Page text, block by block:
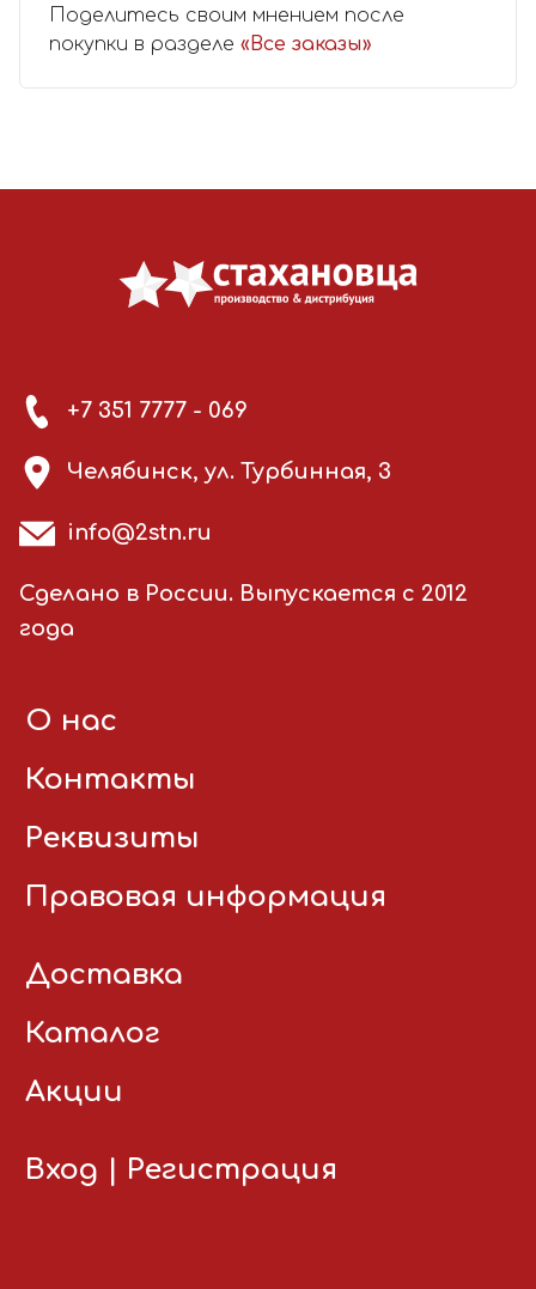
Поделитесь своим мнением после
покупки в разделе «Все заказы»
+7 351 7777 - 069
Челябинск, ул. Турбинная, 3
info@2stn.ru
Сделано в России. Выпускается с 2012
года
О нас
Контакты
Реквизиты
Правовая информация
Доставка
Каталог
Акции
Вход Регистрация